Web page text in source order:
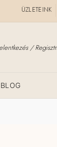
ÜZLETEINK
/
BLOG